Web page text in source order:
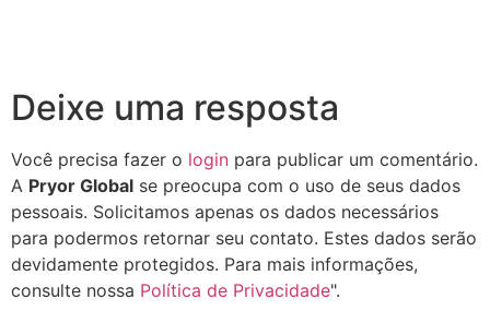
Deixe uma resposta
Você precisa fazer o login para publicar um comentário.
A Pryor Global se preocupa com o uso de seus dados
pessoais. Solicitamos apenas os dados necessários
para podermos retornar seu contato. Estes dados serão
devidamente protegidos. Para mais informações,
consulte nossa Política de Privacidade".